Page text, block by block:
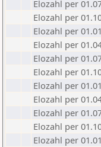
Elozahl per
Elozahl per
Elozahl per
Elozahl per
Elozahl per
Elozahl per
Elozahl per
Elozahl per
Elozahl per
Elozahl per
Elozahl per